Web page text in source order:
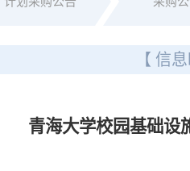
【 信
青海大学校园基础设